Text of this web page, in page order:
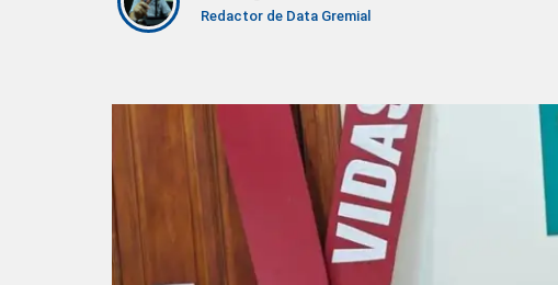
Redactor de Data Gremial